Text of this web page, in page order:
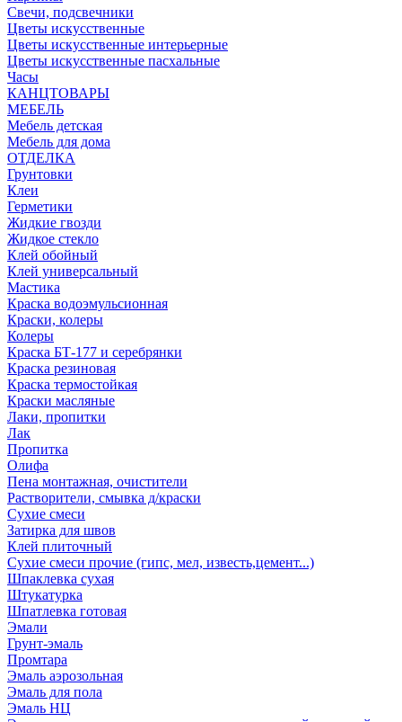
Свечи, подсвечники
Цветы искусственные
Цветы искусственные интерьерные
Цветы искусственные пасхальные
Часы
КАНЦТОВАРЫ
МЕБЕЛЬ
Мебель детская
Мебель для дома
ОТДЕЛКА
Грунтовки
Клеи
Герметики
Жидкие гвозди
Жидкое стекло
Клей обойный
Клей универсальный
Мастика
Краска водоэмульсионная
Краски, колеры
Колеры
Краска БТ-177 и серебрянки
Краска резиновая
Краска термостойкая
Краски масляные
Лаки, пропитки
Лак
Пропитка
Олифа
Пена монтажная, очистители
Растворители, смывка д/краски
Сухие смеси
Затирка для швов
Клей плиточный
Сухие смеси прочие (гипс, мел, известь,цемент...)
Шпаклевка сухая
Штукатурка
Шпатлевка готовая
Эмали
Грунт-эмаль
Промтара
Эмаль аэрозольная
Эмаль для пола
Эмаль НЦ